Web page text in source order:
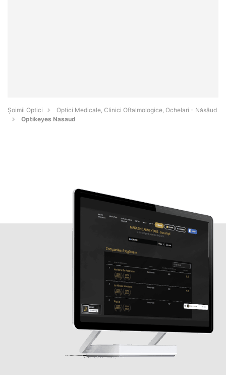
Șoimii Optici
Optici Medicale, Clinici Oftalmologice, Ochelari - Năsăud
Optikeyes Nasaud